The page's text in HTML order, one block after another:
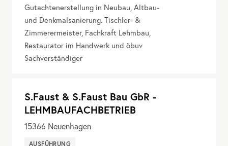
Gutachtenerstellung in Neubau, Altbau-
und Denkmalsanierung. Tischler- &
Zimmerermeister, Fachkraft Lehmbau,
Restaurator im Handwerk und öbuv
Sachverständiger
S.Faust & S.Faust Bau GbR -
LEHMBAUFACHBETRIEB
15366 Neuenhagen
AUSFÜHRUNG